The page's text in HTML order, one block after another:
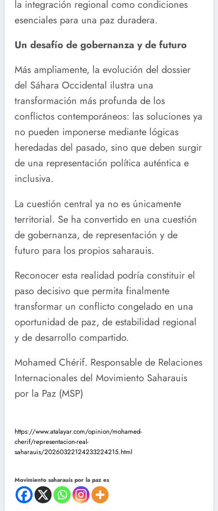
la integración regional como condiciones
esenciales para una paz duradera.
Un desafío de gobernanza y de futuro
Más ampliamente, la evolución del dossier
del Sáhara Occidental ilustra una
transformación más profunda de los
conflictos contemporáneos: las soluciones ya
no pueden imponerse mediante lógicas
heredadas del pasado, sino que deben surgir
de una representación política auténtica e
inclusiva.
La cuestión central ya no es únicamente
territorial. Se ha convertido en una cuestión
de gobernanza, de representación y de
futuro para los propios saharauis.
Reconocer esta realidad podría constituir el
paso decisivo que permita finalmente
transformar un conflicto congelado en una
oportunidad de paz, de estabilidad regional
y de desarrollo compartido.
Mohamed Chérif. Responsable de Relaciones
Internacionales del Movimiento Saharauis
por la Paz (MSP)
https://www.atalayar.com/opinion/mohamed-
cherif/representacion-real-
saharauis/20260322124233224215.html
Movimiento saharauis por la paz es